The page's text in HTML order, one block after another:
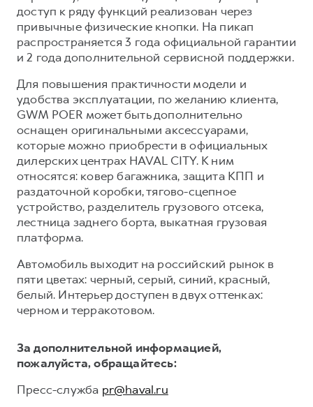
доступ к ряду функций реализован через
привычные физические кнопки. На пикап
распространяется 3 года официальной гарантии
и 2 года дополнительной сервисной поддержки.
Для повышения практичности модели и
удобства эксплуатации, по желанию клиента,
GWM POER может быть дополнительно
оснащен оригинальными аксессуарами,
которые можно приобрести в официальных
дилерских центрах HAVAL CITY. К ним
относятся: ковер багажника, защита КПП и
раздаточной коробки, тягово-сцепное
устройство, разделитель грузового отсека,
лестница заднего борта, выкатная грузовая
платформа.
Автомобиль выходит на российский рынок в
пяти цветах: черный, серый, синий, красный,
белый. Интерьер доступен в двух оттенках:
черном и терракотовом.
За дополнительной информацией,
пожалуйста, обращайтесь:
Пресс-служба pr@haval.ru